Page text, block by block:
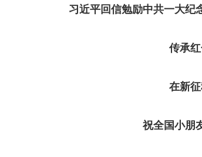
习近平回信勉励中共一大纪
传承
在新
祝全国小朋